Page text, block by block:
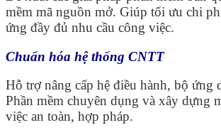
mềm mã nguồn mở. Giúp tối ưu chi
ứng đầy đủ nhu cầu công việc.
Chuẩn hóa hệ thống CNTT
Hỗ trợ nâng cấp hệ điều hành, bộ ứng
Phần mềm chuyên dụng và xây dựng
việc an toàn, hợp pháp.